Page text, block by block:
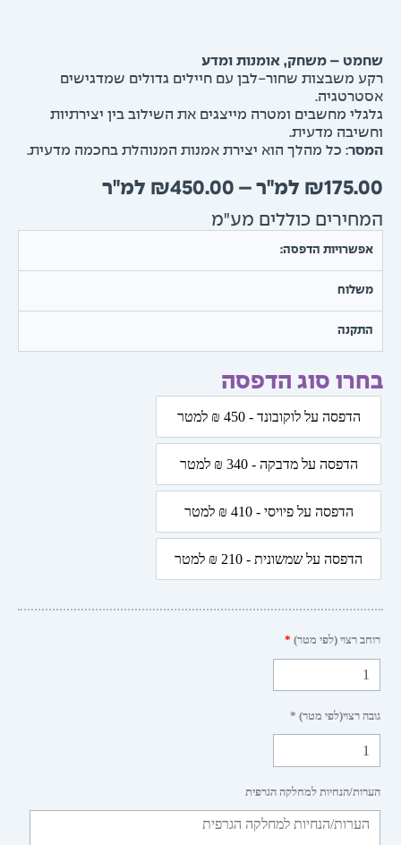
– משחק, אומנות ומדע
משבצות שחור-לבן עם חיילים גדולים שמדגישים
מחשבים ומטרה מייצגים את השילוב בין יצירתיות
מדעית.
: כל מהלך הוא יצירת אמנות המנוהלת בחכמה מדעית.
₪
–
₪450.00
טווח
כוללים מע"מ
הדפסה:
סוג הדפסה
הדפסה על לוקובונד - 450 ₪ למטר
הדפסה על לוקובונד - 450 ₪ למטר
הדפסה על מדבקה - 340 ₪ למטר
הדפסה על מדבקה - 340 ₪ למטר
הדפסה על פיויסי - 410 ₪ למטר
הדפסה על שמשונית - 210 ₪ למטר
רצוי (לפי מטר)*
רצוי(לפי מטר) *
הנחיות למחלקה הגרפית